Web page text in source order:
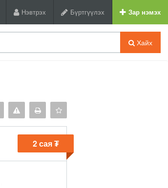
Нэвтрэх Бүртгүүлэх Зар нэмэх
Хайх
2 сая ₮